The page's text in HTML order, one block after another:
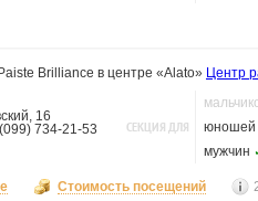
Brilliance в центре «Alato» Центр
16
734-21-53
СЕКЦИЯ ДЛЯ
юношей
мужчин
Стоимость посещений